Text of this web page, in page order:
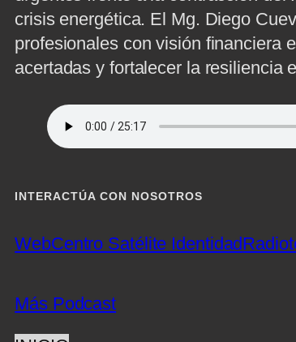
crisis energética. El Mg. Diego
profesionales con visión financiera
acertadas y fortalecer la resiliencia
INTERACTÚA CON NOSOTROS
WebCentro Satélite Identidad
Más Podcast